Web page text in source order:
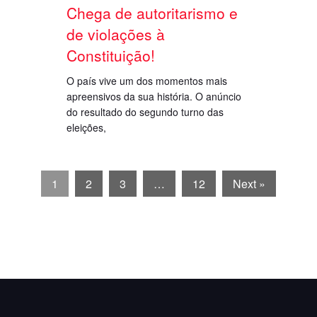
Chega de autoritarismo e
de violações à
Constituição!
O país vive um dos momentos mais
apreensivos da sua história. O anúncio
do resultado do segundo turno das
eleições,
1 2 3 … 12 Next »